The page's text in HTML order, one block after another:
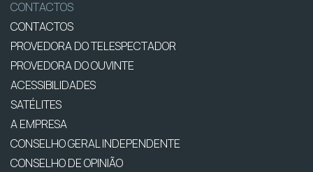
CONTACTOS
CONTACTOS
PROVEDORA DO TELESPECTADOR
PROVEDORA DO OUVINTE
ACESSIBILIDADES
SATÉLITES
A EMPRESA
CONSELHO GERAL INDEPENDENTE
CONSELHO DE OPINIÃO